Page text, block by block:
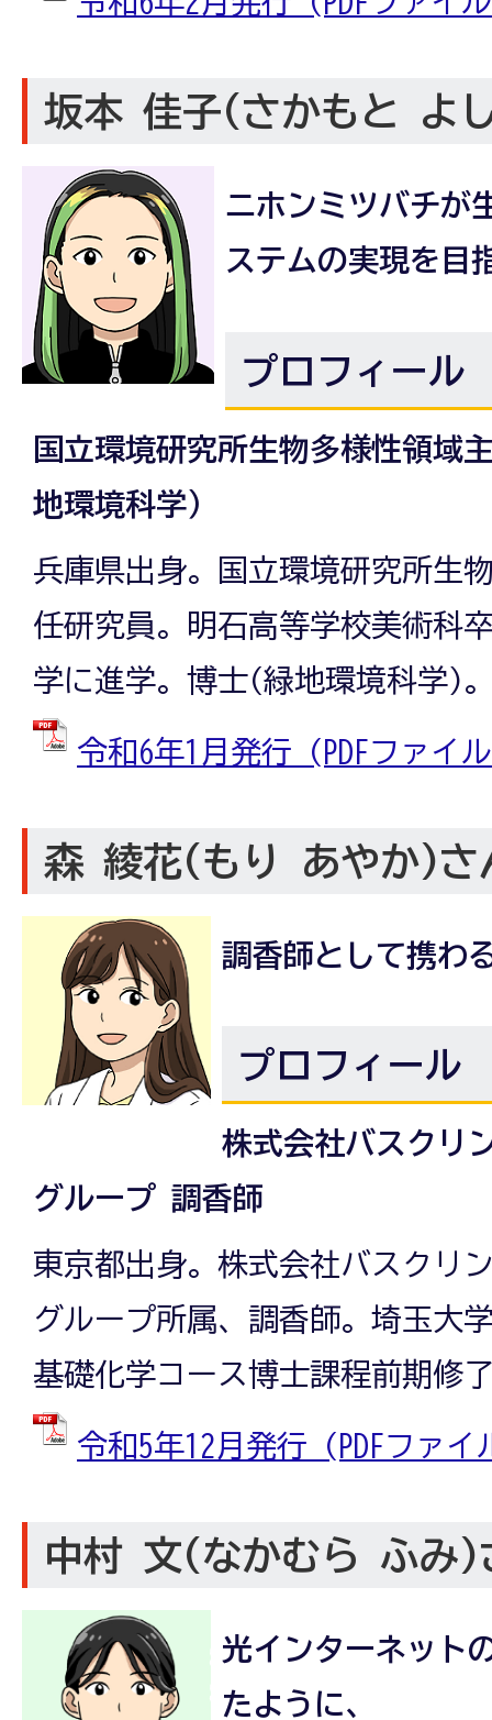
坂本 佳子(さかもと よ
ニホンミツバチが
ステムの実現を目
プロフィール
国立環境研究所生物多様性領域
地環境科学）
兵庫県出身。国立環境研究所生
任研究員。明石高等学校美術科
学に進学。博士(緑地環境科学)
令和6年1月発行 (PDFファイ
森 綾花(もり あやか)さ
調香師として携わ
プロフィール
株式会社バスクリ
グループ 調香師
東京都出身。株式会社バスクリ
グループ所属、調香師。埼玉大
基礎化学コース博士課程前期修
令和5年12月発行 (PDFファ
中村 文(なかむら ふみ)
光インターネット
たように、